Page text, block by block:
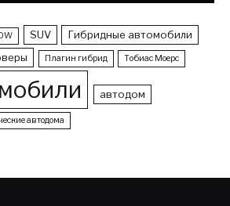
SUV Гибридные автомобили
Плагин гибрид Тобиас Моерс
автодом
автодома